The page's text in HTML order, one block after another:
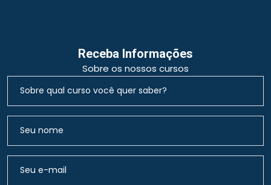
Receba Informações
Sobre os nossos cursos